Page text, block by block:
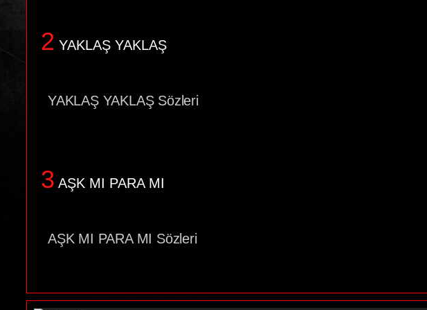
2 YAKLAŞ YAKLAŞ
YAKLAŞ YAKLAŞ Sözleri
3 AŞK MI PARA MI
AŞK MI PARA MI Sözleri